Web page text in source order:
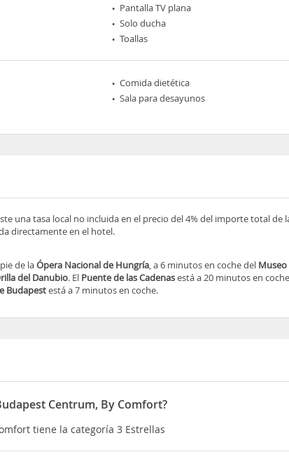
Pantalla TV plana
Solo ducha
Toallas
Comida dietética
Sala para desayunos
una tasa local no incluida en el precio del 4% del importe total de
directamente en el hotel.
de laÓpera Nacional de Hungría, a 6 minutos en coche del
del Danubio. El Puente de las Cadenasestá a 20 minutos en
Budapestestá a 7 minutos en coche.
Centrum, By Comfort?
tiene la categoría 3 Estrellas